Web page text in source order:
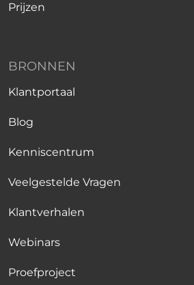
Prijzen
BRONNEN
Klantportaal
Blog
Kenniscentrum
Veelgestelde Vragen
Klantverhalen
Webinars
Proefproject